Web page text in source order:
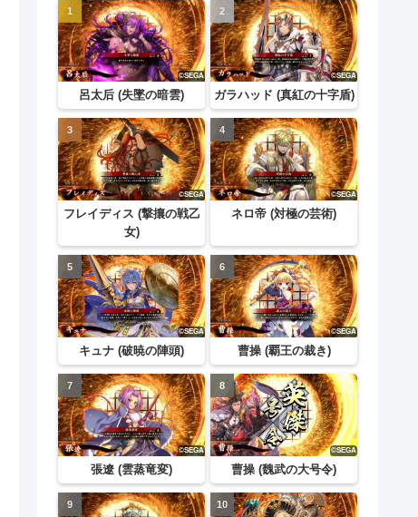
呂太后 (失墜の暗雲) ガラハッド (真紅の十字盾)
フレイディス (撃攘の戦乙
女)
ネロ帝 (対極の芸術)
キュナ (破暁の陣頭) 曹操 (覇王の裁き)
張遼 (雲蒸竜変) 曹操 (魏武の大号令)